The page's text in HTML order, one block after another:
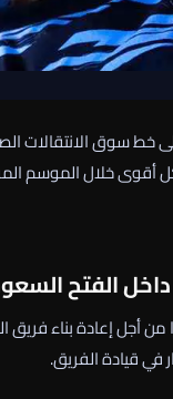
خط سوق الانتقالات
أقوى خلال الموسم
الفتح
من أجل إعادة بناء
في قيادة الفريق.